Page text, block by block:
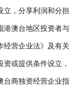
立，分享利润和分担
港澳台地区投资者与
经营企业法》及有关
或提供条件设立，
台商独资经营企业指